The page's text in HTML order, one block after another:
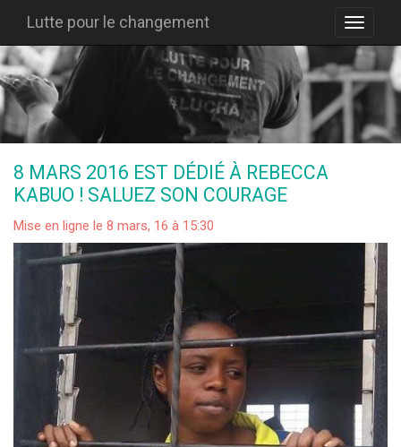
Lutte pour le changement
8 MARS 2016 EST DÉDIÉ À REBECCA
KABUO ! SALUEZ SON COURAGE
Mise en ligne le 8 mars, 16 à 15:30